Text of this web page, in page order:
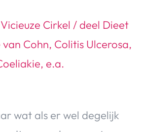
Cirkel / deel Dieet
Cohn, Colitis Ulcerosa,
e.a.
wat als er wel degelijk